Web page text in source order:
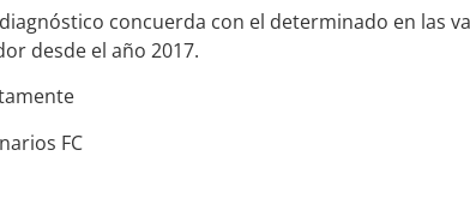
concuerda con el determinado en las
desde el año 2017.
FC